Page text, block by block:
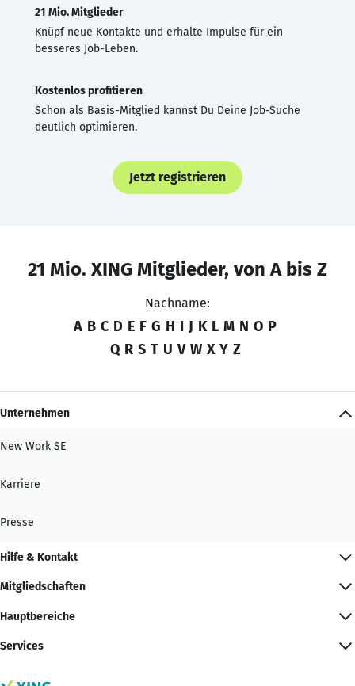
21 Mio. Mitglieder
Knüpf neue Kontakte und erhalte Impulse für ein
besseres Job-Leben.
Kostenlos profitieren
Schon als Basis-Mitglied kannst Du Deine Job-Suche
deutlich optimieren.
Jetzt registrieren
21 Mio. XING Mitglieder, von A bis Z
Nachname:
A B C D E F G H I J K L M N O P
Q R S T U V W X Y Z
Unternehmen
New Work SE
Karriere
Presse
Hilfe & Kontakt
Mitgliedschaften
Hauptbereiche
Services